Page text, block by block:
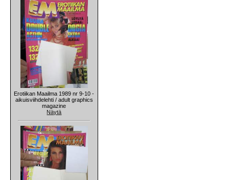
Erotiikan Maailma 1989 nr 9-10 -
aikuisviihdelehti / adult graphics
magazine
Näytä